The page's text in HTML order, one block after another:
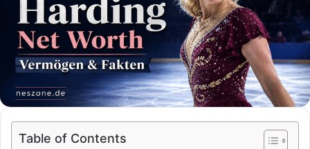
Table of Contents